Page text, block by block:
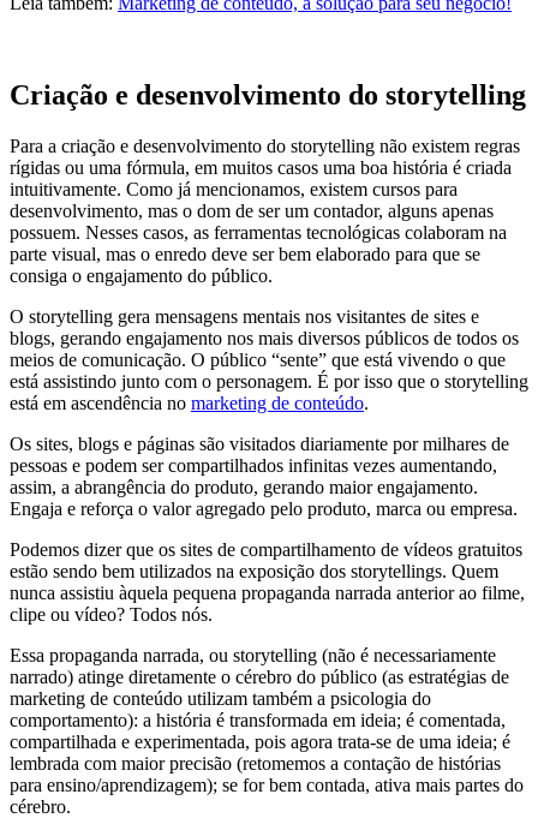
Criação e desenvolvimento do storytelling
Para a criação e desenvolvimento do storytelling não existem regras
rígidas ou uma fórmula, em muitos casos uma boa história é criada
intuitivamente. Como já mencionamos, existem cursos para
desenvolvimento, mas o dom de ser um contador, alguns apenas
possuem. Nesses casos, as ferramentas tecnológicas colaboram na
parte visual, mas o enredo deve ser bem elaborado para que se
consiga o engajamento do público.
O storytelling gera mensagens mentais nos visitantes de sites e
blogs, gerando engajamento nos mais diversos públicos de todos os
meios de comunicação. O público “sente” que está vivendo o que
está assistindo junto com o personagem. É por isso que o storytelling
está em ascendência no marketing de conteúdo.
Os sites, blogs e páginas são visitados diariamente por milhares de
pessoas e podem ser compartilhados infinitas vezes aumentando,
assim, a abrangência do produto, gerando maior engajamento.
Engaja e reforça o valor agregado pelo produto, marca ou empresa.
Podemos dizer que os sites de compartilhamento de vídeos gratuitos
estão sendo bem utilizados na exposição dos storytellings. Quem
nunca assistiu àquela pequena propaganda narrada anterior ao filme,
clipe ou vídeo? Todos nós.
Essa propaganda narrada, ou storytelling (não é necessariamente
narrado) atinge diretamente o cérebro do público (as estratégias de
marketing de conteúdo utilizam também a psicologia do
comportamento): a história é transformada em ideia; é comentada,
compartilhada e experimentada, pois agora trata-se de uma ideia; é
lembrada com maior precisão (retomemos a contação de histórias
para ensino/aprendizagem); se for bem contada, ativa mais partes do
cérebro.